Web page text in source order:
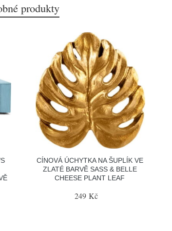
produkty
CÍNOVÁ ÚCHYTKA NA ŠUPLÍK VE
ZLATÉ BARVĚ SASS & BELLE
CHEESE PLANT LEAF
249 Kč